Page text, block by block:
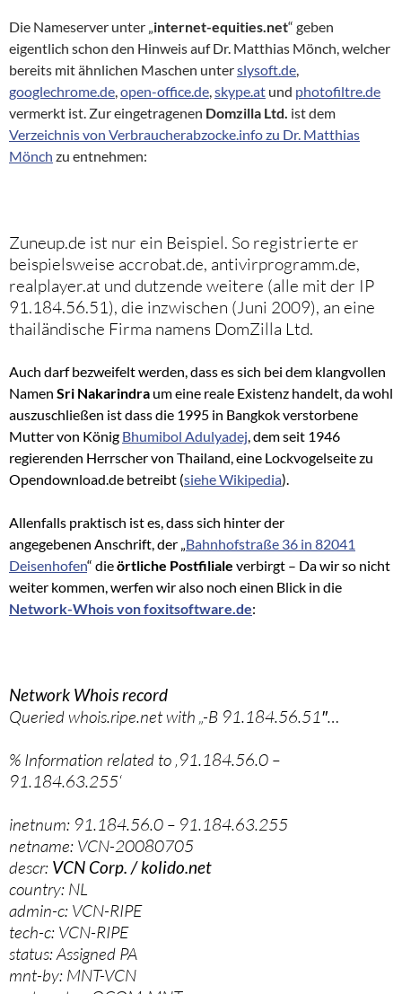
Die Nameserver unter „internet-equities.net“ geben
eigentlich schon den Hinweis auf Dr. Matthias Mönch, welcher
bereits mit ähnlichen Maschen unterslysoft.de,
googlechrome.de,open-office.de,skype.at und photofiltre.de
vermerkt ist. Zur eingetragenen Domzilla Ltd. ist dem
Verzeichnis von Verbraucherabzocke.info zu Dr. Matthias
Mönch zu entnehmen:
Zuneup.de ist nur ein Beispiel. So registrierte er
beispielsweise accrobat.de, antivirprogramm.de,
realplayer.at und dutzende weitere (alle mit der IP
91.184.56.51), die inzwischen (Juni 2009), an eine
thailändische Firma namens DomZilla Ltd.
Auch darf bezweifelt werden, dass es sich bei dem klangvollen
Namen Sri Nakarindra um eine reale Existenz handelt, da wohl
auszuschließen ist dass die 1995 in Bangkok verstorbene
Mutter von König Bhumibol Adulyadej, dem seit 1946
regierenden Herrscher von Thailand, eine Lockvogelseite zu
Opendownload.de betreibt (siehe Wikipedia).
Allenfalls praktisch ist es, dass sich hinter der
angegebenen Anschrift, der „Bahnhofstraße 36 in 82041
Deisenhofen“ dieörtliche Postfiliale verbirgt – Da wir so nicht
weiter kommen, werfen wir also noch einen Blick in die
Network-Whois von foxitsoftware.de:
Network Whois record
Queried whois.ripe.net with „-B 91.184.56.51″…
% Information related to ‚91.184.56.0 –
91.184.63.255‘
inetnum: 91.184.56.0 – 91.184.63.255
netname: VCN-20080705
descr: VCN Corp. / kolido.net
country: NL
admin-c: VCN-RIPE
tech-c: VCN-RIPE
status: Assigned PA
mnt-by: MNT-VCN